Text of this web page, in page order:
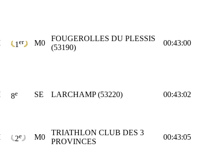
1 er M0
FOUGEROLLES DU PLESSIS
(53190)
00:43:00
8e SE LARCHAMP (53220) 00:43:02
2e M0
TRIATHLON CLUB DES 3
PROVINCES
00:43:05